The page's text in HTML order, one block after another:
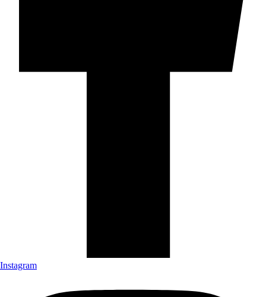
Instagram